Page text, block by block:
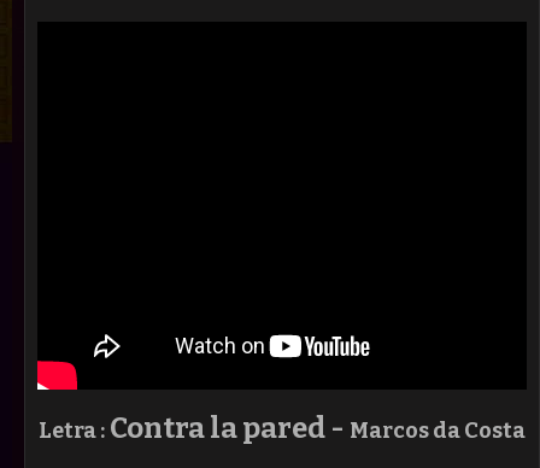
Letra : Contra la pared - Marcos da Costa